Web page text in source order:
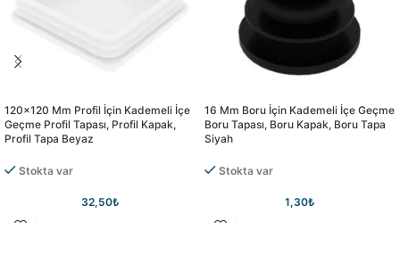
120×120 Mm Profil İçin Kademeli İçe
Geçme Profil Tapası, Profil Kapak,
Profil Tapa Beyaz
Stokta var
32,50₺
16 Mm Boru İçin Kademeli İçe Geçme
Boru Tapası, Boru Kapak, Boru Tapa
Siyah
Stokta var
1,30₺